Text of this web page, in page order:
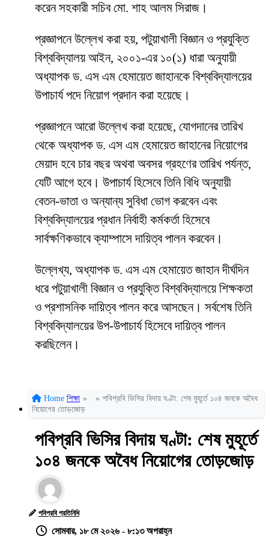
করেন সহকারী সচিব মো. শাহ আলম সিরাজ।
প্রজ্ঞাপনে উল্লেখ করা হয়, পটুয়াখালী বিজ্ঞান ও প্রযুক্তি
বিশ্ববিদ্যালয় আইন, ২০০১-এর ১০(১) ধারা অনুযায়ী
অধ্যাপক ড. এস এম হেমায়েত জাহানকে বিশ্ববিদ্যালয়ের
উপাচার্য পদে নিয়োগ প্রদান করা হয়েছে।
প্রজ্ঞাপনে আরো উল্লেখ করা হয়েছে, যোগদানের তারিখ
থেকে অধ্যাপক ড. এস এম হেমায়েত জাহানের নিয়োগের
মেয়াদ হবে চার বছর অথবা অবসর গ্রহণের তারিখ পর্যন্ত,
যেটি আগে হবে। উপাচার্য হিসেবে তিনি বিধি অনুযায়ী
বেতন-ভাতা ও অন্যান্য সুবিধা ভোগ করবেন এবং
বিশ্ববিদ্যালয়ের প্রধান নির্বাহী কর্মকর্তা হিসেবে
সার্বক্ষণিকভাবে ক্যাম্পাসে দায়িত্ব পালন করবেন।
উল্লেখ্য, অধ্যাপক ড. এস এম হেমায়েত জাহান দীর্ঘদিন
ধরে পটুয়াখালী বিজ্ঞান ও প্রযুক্তি বিশ্ববিদ্যালয়ে শিক্ষকতা
ও প্রশাসনিক দায়িত্ব পালন করে আসছেন। সর্বশেষ তিনি
বিশ্ববিদ্যালয়ের উপ-উপাচার্য হিসেবে দায়িত্ব পালন
করছিলেন।
Home শিক্ষা » » পবিপ্রবি ভিসির বিদায় ঘণ্টা: শেষ মুহূর্তে ১০৪ জনকে অবৈধ
নিয়োগের তোড়জোড়
পবিপ্রবি ভিসির বিদায় ঘণ্টা: শেষ মুহূর্তে
১০৪ জনকে অবৈধ নিয়োগের তোড়জোড়
পবিপ্রবি প্রতিনিধি
সোমবার, ১৮ মে ২০২৬ - ৮:১৩ অপরাহ্ন